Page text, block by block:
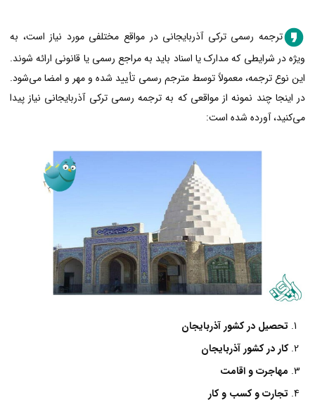
ترجمه رسمی ترکی آذربایجانی در مواقع مختلفی مورد نیاز است، به
ویژه در شرایطی که مدارک یا اسناد باید به مراجع رسمی یا قانونی ارائه شوند.
این نوع ترجمه، معمولاً توسط مترجم رسمی تأیید شده و مهر و امضا می‌شود.
در اینجا چند نمونه از مواقعی که به ترجمه رسمی ترکی آذربایجانی نیاز پیدا
می‌کنید، آورده شده است:
تحصیل در کشور آذربایجان
کار در کشور آذربایجان
مهاجرت و اقامت
تجارت و کسب و کار